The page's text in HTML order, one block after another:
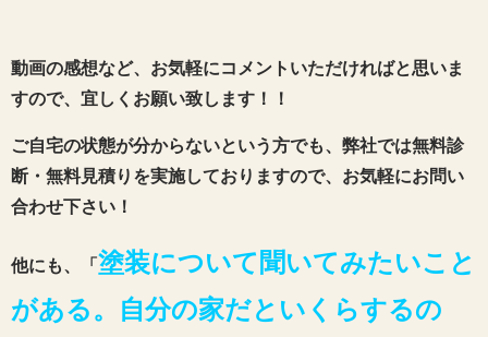
動画の感想など、お気軽にコメントいただければと思いま
すので、宜しくお願い致します！！
ご自宅の状態が分からないという方でも、弊社では無料診
断・無料見積りを実施しておりますので、お気軽にお問い
合わせ下さい！
他にも、「 塗装について聞いてみたいこと
がある。自分の家だといくらするの